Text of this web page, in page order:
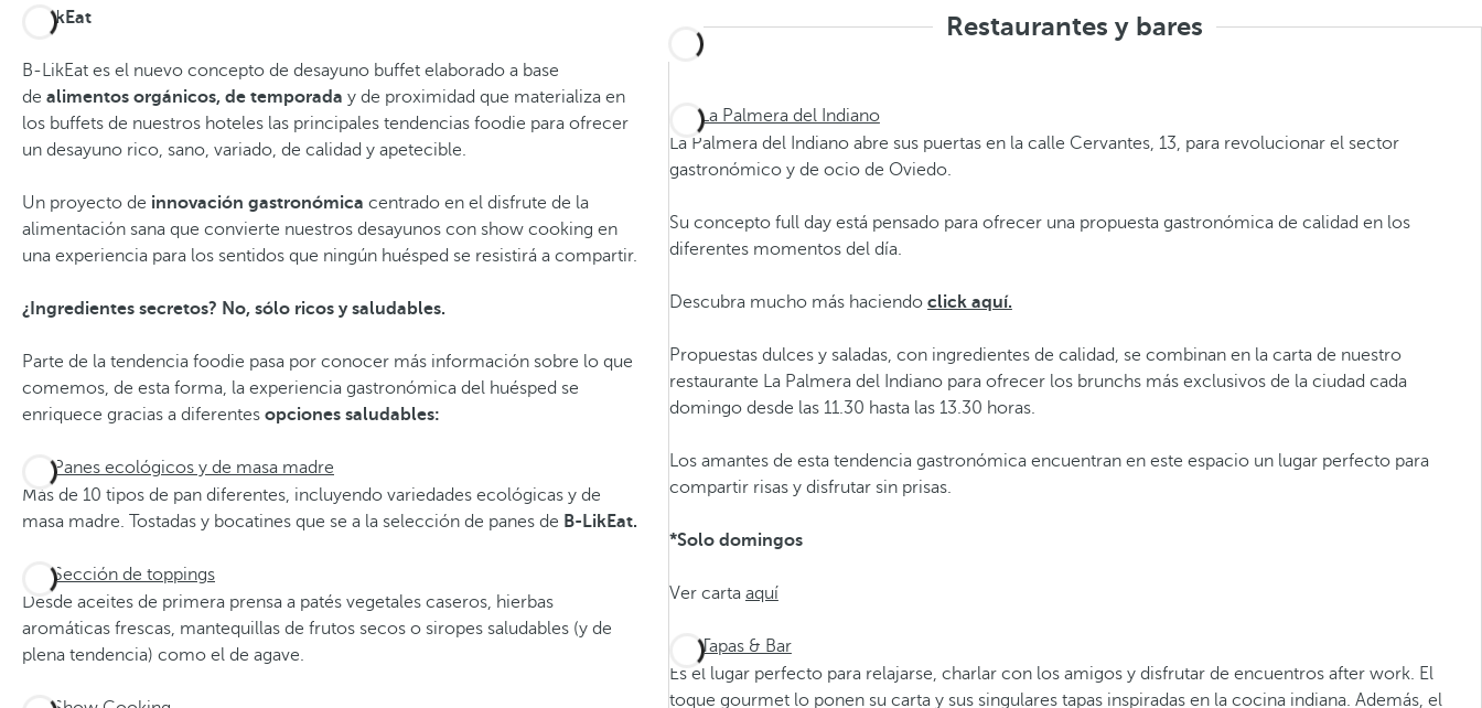
B-LikEat
B-LikEat es el nuevo concepto de desayuno buffet elaborado a base
de alimentos orgánicos, de temporada y de proximidad que materializa en
los buffets de nuestros hoteles las principales tendencias foodie para ofrecer
un desayuno rico, sano, variado, de calidad y apetecible.
Un proyecto de innovación gastronómica centrado en el disfrute de la
alimentación sana que convierte nuestros desayunos con show cooking en
una experiencia para los sentidos que ningún huésped se resistirá a compartir.
¿Ingredientes secretos? No, sólo ricos y saludables.
Parte de la tendencia foodie pasa por conocer más información sobre lo que
comemos, de esta forma, la experiencia gastronómica del huésped se
enriquece gracias a diferentes opciones saludables:
Panes ecológicos y de masa madre
Más de 10 tipos de pan diferentes, incluyendo variedades ecológicas y de
masa madre. Tostadas y bocatines que se a la selección de panes de B-LikEat.
Sección de toppings
Desde aceites de primera prensa a patés vegetales caseros, hierbas
aromáticas frescas, mantequillas de frutos secos o siropes saludables (y de
plena tendencia) como el de agave.
Restaurantes y bares
La Palmera del Indiano
La Palmera del Indiano abre sus puertas en la calle Cervantes, 13, para revolucionar el sector
gastronómico y de ocio de Oviedo.
Su concepto full day está pensado para ofrecer una propuesta gastronómica de calidad en los
diferentes momentos del día.
Descubra mucho más haciendo click aquí.
Propuestas dulces y saladas, con ingredientes de calidad, se combinan en la carta de nuestro
restaurante La Palmera del Indiano para ofrecer los brunchs más exclusivos de la ciudad cada
domingo desde las 11.30 hasta las 13.30 horas.
Los amantes de esta tendencia gastronómica encuentran en este espacio un lugar perfecto para
compartir risas y disfrutar sin prisas.
*Solo domingos
Ver carta aquí
Tapas & Bar
Es el lugar perfecto para relajarse, charlar con los amigos y disfrutar de encuentros after work. El
toque gourmet lo ponen su carta y sus singulares tapas inspiradas en la cocina indiana. Además, el